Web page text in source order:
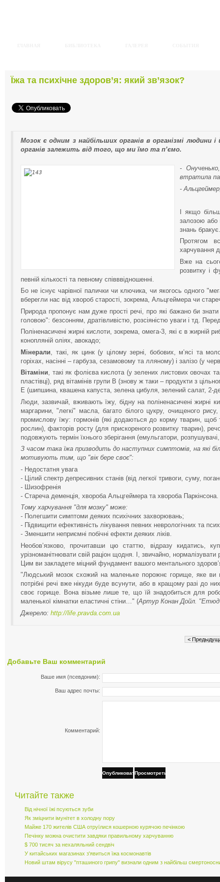
Їжа та психічне здоров’я: який зв’язок?
Мозок є одним з найбільших органів в організмі людини
органів залежить від того, що ми їмо та п’ємо.
-
втратила
-
І якщо
залозою або
знань
Протягом
харчування
Вже на
розвитку і
певній кількості та певному співввідношенні.
Бо не існує чарівної палички чи ключика, чи якогось одного
вберегли нас від хвороб старості, зокрема, Альцгеймера чи
Природа пропонує нам дуже прості речі, про які бажано би
головою": безсонням, дратівливістю, розсіяністю уваги і тд.
Поліненасичені жирні кислоти, зокрема, омега-3, які є в жирній
конопляній оліях, авокадо;
Мінерали , такі, як цинк (у цілому зерні, бобових, м’ясі та
горіхах, насінні – гарбуза, сезамовому та лляному) і залізо (у
Вітаміни, такі як фолієва кислота (у зелених листових овочах
пластівці), ряд вітамінів групи В (знову ж таки – продукти з
Е (шипшина, квашена капуста, зелена цибуля, зелений салат, 2-
Люди, зазвичай, вживають їжу, бідну на поліненасичені жирні
маргарини, "легкі" масла, багато білого цукру, очищеного
промислову їжу: гормонів (які додаються до корму тварин, щоб
рослин), факторів росту (для прискореного розвитку тварин),
подовжують термін їхнього зберігання (емульгатори,
З часом така їжа призводить до наступних симптомів, на які
мотивують тим, що "вік бере своє":
- Недостатня увага
- Цілий спектр депресивних станів (від легкої тривоги, суму,
- Шизофренія
- Стареча деменція, хвороба Альцгеймера та хвороба Паркінсона.
Тому харчування "для мозку" може:
- Полегшити симптоми деяких психічних захворювань;
- Підвищити ефективність лікування певних неврологічних та
- Зменшити неприємні побічні ефекти деяких ліків.
Необов’язково, прочитавши цю статтю, відразу кидатись,
урізноманітнювати свій раціон щодня. І, звичайно,
Цим ви закладете міцний фундамент вашого ментального
"Людський мозок схожий на маленьке порожнє горище, яке ви
потрібні речі вже нікуди буде всунути, або в кращому разі до
своє горище. Вона візьме лише те, що їй знадобиться для
маленької кімнатки еластичні стіни…" (Артур Конан Дойл. "Етюд
Джерело: http://life.pravda.com.ua
<
Добавьтe Ваш комментарий
Ваше имя (псевдоним):
Ваш адрес почты:
Комментарий:
ОпубликоватьПросмотреть
Читайте также
Від нічної їжі псуються зуби
Як зміцнити імунітет в холодну пору
Майже 170 жителів США отруїлися кошерною курячою печінкою
Печінку можна очистити завдяки правильному харчуванню
$ 700 тисяч за нехаляльний сендвіч
У китайських магазинах з'явиться їжа космонавтів
Новий штам вірусу "пташиного грипу" визнали одним з найбільш